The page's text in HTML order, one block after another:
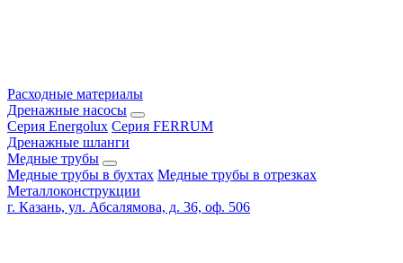
Расходные материалы
Дренажные насосы
Серия Energolux Серия FERRUM
Дренажные шланги
Медные трубы
Медные трубы в бухтах Медные трубы в отрезках
Металлоконструкции
г. Казань, ул. Абсалямова, д. 36, оф. 506